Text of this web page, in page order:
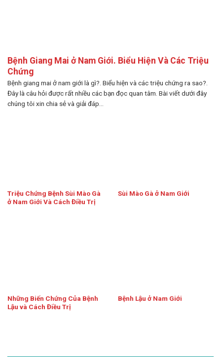
Bệnh Giang Mai ở Nam Giới. Biểu Hiện Và Các Triệu
Chứng
Bệnh giang mai ở nam giới là gì?. Biểu hiện và các triệu chứng ra sao?.
Đây là câu hỏi được rất nhiều các bạn đọc quan tâm. Bài viết dưới đây
chúng tôi xin chia sẻ và giải đáp...
Triệu Chứng Bệnh Sùi Mào Gà
ở Nam Giới Và Cách Điều Trị
Sùi Mào Gà ở Nam Giới
Những Biến Chứng Của Bệnh
Lậu và Cách Điều Trị
Bệnh Lậu ở Nam Giới